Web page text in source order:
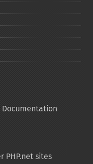
Documentation
PHP.net sites